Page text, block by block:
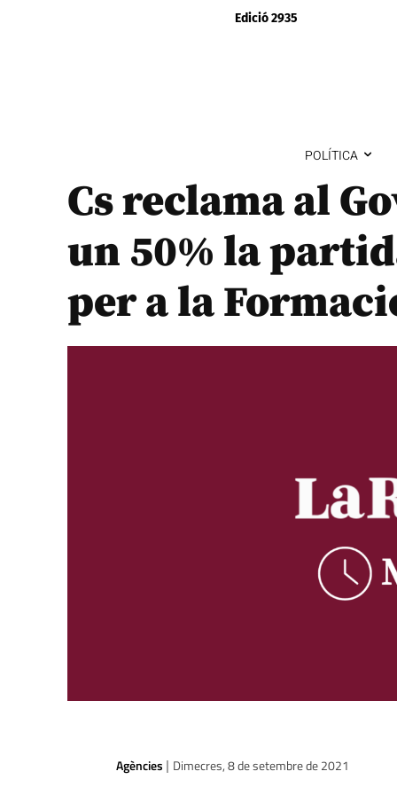
Edició 2935
POLÍTICA
Cs reclama al
un 50% la
per a la
Agències | Dimecres, 8 de setembre de 2021